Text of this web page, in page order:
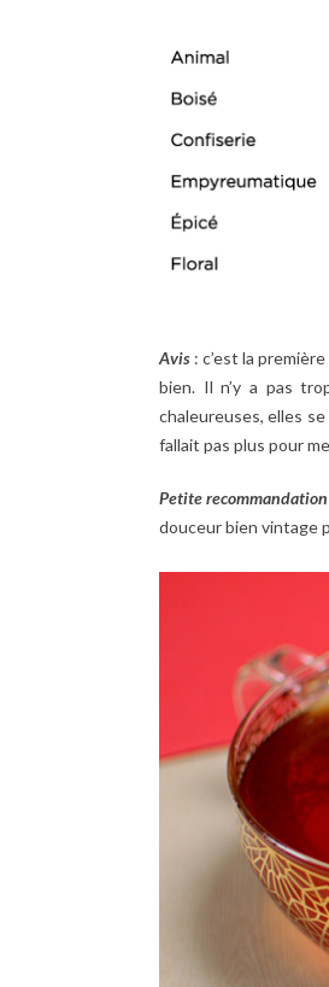
Avis : c’est la
bien. Il n’y a pas
chaleureuses, elles
fallait pas plus pour
Petite
douceur bien vintage